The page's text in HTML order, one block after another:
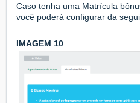
Caso tenha uma Matrícula
você poderá configurar da
IMAGEM 10